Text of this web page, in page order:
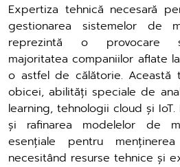
Expertiza tehnică necesară
gestionarea sistemelor de
reprezintă o provocare
majoritatea companiilor aflate
o astfel de călătorie. Această
obicei, abilități speciale de
learning, tehnologii cloud și
și rafinarea modelelor de
esențiale pentru
necesitând resurse tehnice și